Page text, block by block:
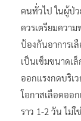
คนทั่วไป ในผู้ป่
ควรเตรียมควา
ป้องกันอาการเ
เป็นเข็มขนาดเ
ออกแรงกดบริเ
โอกาสเลือดออ
ราว 1-2 วัน ไม่ใ